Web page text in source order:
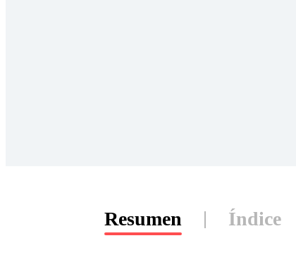
Resumen Índice